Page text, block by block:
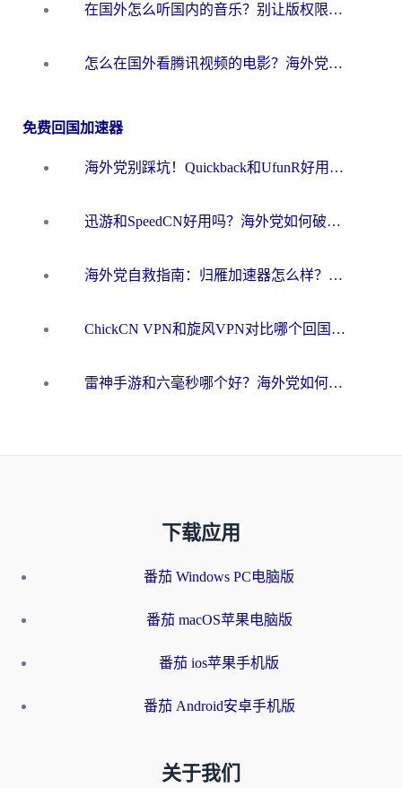
在国外怎么听国内的音乐？别让版权限制断了你的华语歌单
怎么在国外看腾讯视频的电影？海外党亲测有效的回国加速指南
免费回国加速器
海外党别踩坑！Quickback和UfunR好用吗？选对回国加速器才能无缝刷国内资源
迅游和SpeedCN好用吗？海外党如何破解那道看不见的墙
海外党自救指南：归雁加速器怎么样？教你避开坑实现国内资源无缝访问
ChickCN VPN和旋风VPN对比哪个回国效果更好？海外用户的选择困境与出路
雷神手游和六毫秒哪个好？海外党如何真正解锁国内资源
下载应用
番茄 Windows PC电脑版
番茄 macOS苹果电脑版
番茄 ios苹果手机版
番茄 Android安卓手机版
关于我们